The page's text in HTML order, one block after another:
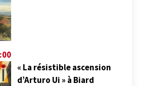
« La résistible ascension
d’Arturo Ui » à Biard